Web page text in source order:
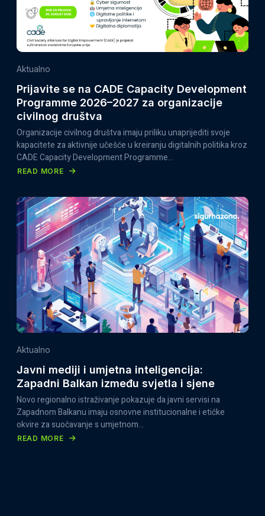
Aktualno
Prijavite se na CADE Capacity Development
Programme 2026–2027 za organizacije
civilnog društva
Organizacije civilnog društva imaju priliku unaprijediti svoje
kapacitete za aktivnije učešće u kreiranju digitalnih politika kroz
CADE Capacity Development Programme…
READ MORE
SE
NA
CADE
CAPACITY
DEVELOPMENT
PROGRAMME
2026–
ZA
ORGANIZACIJE
CIVILNOG
Aktualno
Javni mediji i umjetna inteligencija:
Zapadni Balkan između svjetla i sjene
Novo regionalno istraživanje pokazuje da javni servisi na
Zapadnom Balkanu imaju osnovne institucionalne i etičke
okvire za suočavanje s umjetnom…
READ MORE